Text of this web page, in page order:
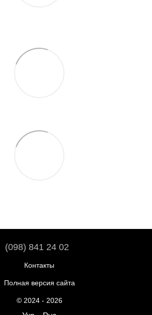
(098) 841 24 02
Контакты
Полная версия сайта
© 2024 - 2026